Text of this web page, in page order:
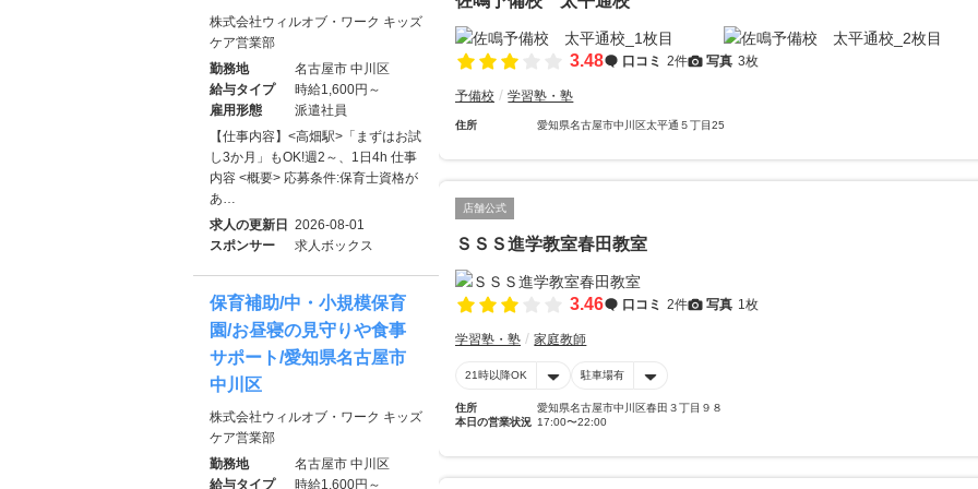
3.48 口コミ 2件 写真 3枚
予備校 学習塾・塾
住所 愛知県名古屋市中川区太平通５丁目25
店舗公式
ＳＳＳ進学教室春田教室
3.46 口コミ 2件 写真 1枚
学習塾・塾 家庭教師
21時以降OK 駐車場有
住所
愛知県名古屋市中川区春田３丁目９８
本日の営業状況 17:00〜22:00
株式会社ウィルオブ・ワーク キッズ
ケア営業部
勤務地
名古屋市 中川区
給与タイプ
時給1,600円～
雇用形態
派遣社員
【仕事内容】<高畑駅>「まずはお試
し3か月」もOK!週2～、1日4h 仕事
内容 <概要> 応募条件:保育士資格が
あ…
求人の更新日 2026-08-01
スポンサー
求人ボックス
保育補助/中・小規模保育
園/お昼寝の見守りや食事
サポート/愛知県名古屋市
中川区
株式会社ウィルオブ・ワーク キッズ
ケア営業部
勤務地
名古屋市 中川区
給与タイプ
時給1,600円～